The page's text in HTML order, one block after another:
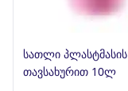
სათლი პლასტმასის
თავსახურით 10ლ